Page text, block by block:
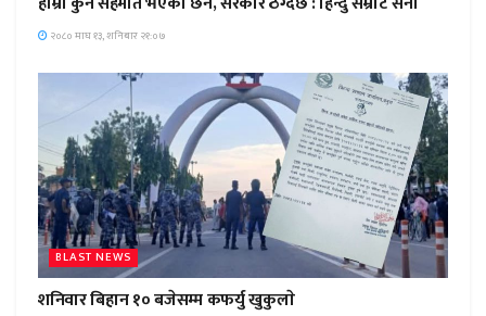
२०८० माघ १३, शनिबार २१:०७
BLAST NEWS
शनिवार बिहान १० बजेसम्म कफर्यु खुकुलाे